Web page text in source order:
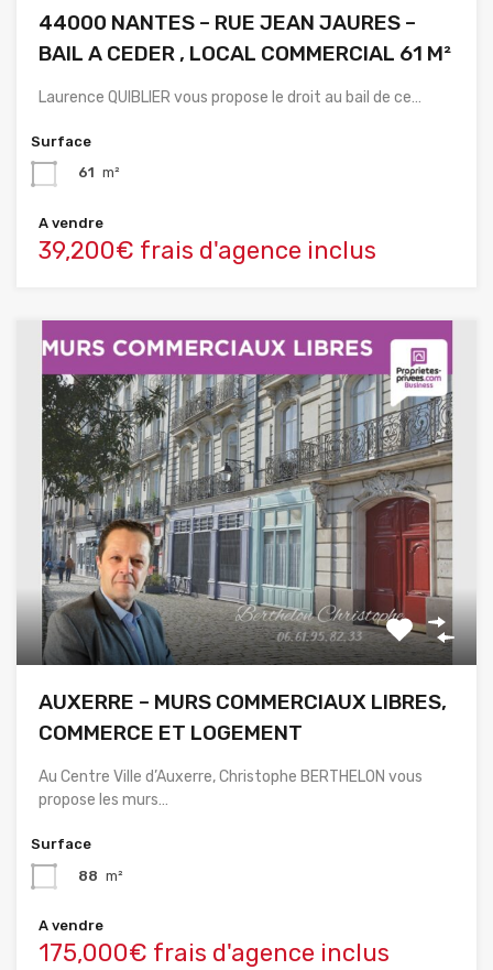
44000 NANTES – RUE JEAN JAURES –
BAIL A CEDER , LOCAL COMMERCIAL 61 M²
Laurence QUIBLIER vous propose le droit au bail de ce…
Surface
61 m²
A vendre
39,200€ frais d'agence inclus
AUXERRE – MURS COMMERCIAUX LIBRES,
COMMERCE ET LOGEMENT
Au Centre Ville d’Auxerre, Christophe BERTHELON vous
propose les murs…
Surface
88 m²
A vendre
175,000€ frais d'agence inclus